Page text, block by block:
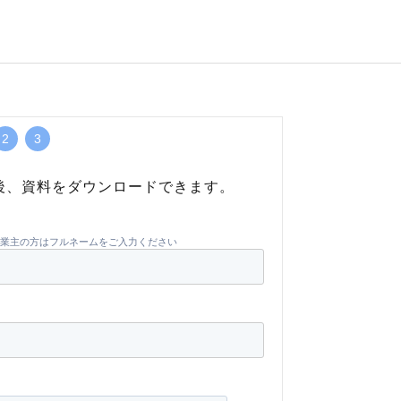
2 3
資料をダウンロードできます。
主の方はフルネームをご入力ください